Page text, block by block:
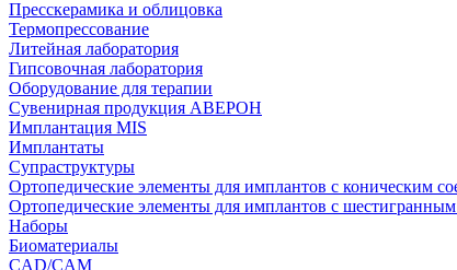
Пресскерамика и облицовка
Термопрессование
Литейная лаборатория
Гипсовочная лаборатория
Оборудование для терапии
Сувенирная продукция АВЕРОН
Имплантация MIS
Имплантаты
Супраструктуры
Ортопедические элементы для имплантов с коническим
Ортопедические элементы для имплантов с
Наборы
Биоматериалы
CAD/CAM